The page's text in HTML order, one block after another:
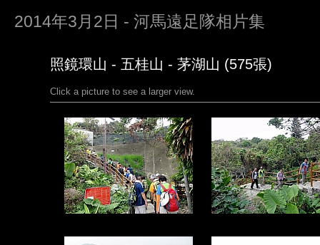
2014年3月2日 - 河馬遠足隊相片集
照鏡環山 - 五桂山 - 茅湖山 (575張)
Click a picture to see a larger view.